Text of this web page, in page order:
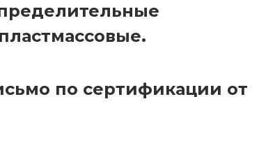
по сертификации от